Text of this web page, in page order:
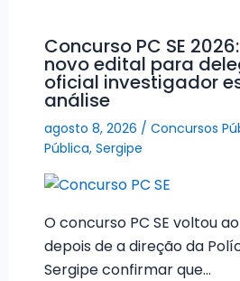
Concurso PC SE
novo edital para
oficial investigador
análise
agosto 8, 2026 / Concursos
Pública, Sergipe
O concurso PC SE voltou
depois de a direção da
Sergipe confirmar que…